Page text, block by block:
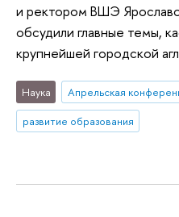
и ректором ВШЭ
обсудили главные темы,
крупнейшей городской
Наука Апрельская
развитие образования